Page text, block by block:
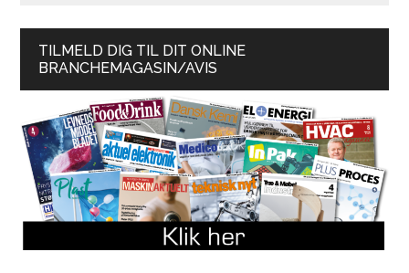
TILMELD DIG TIL DIT ONLINE
BRANCHEMAGASIN/AVIS